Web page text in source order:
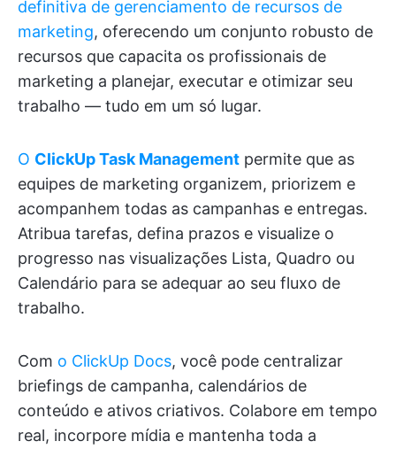
definitiva de gerenciamento de recursos de
marketing, oferecendo um conjunto robusto de
recursos que capacita os profissionais de
marketing a planejar, executar e otimizar seu
trabalho — tudo em um só lugar.
O ClickUp Task Management permite que as
equipes de marketing organizem, priorizem e
acompanhem todas as campanhas e entregas.
Atribua tarefas, defina prazos e visualize o
progresso nas visualizações Lista, Quadro ou
Calendário para se adequar ao seu fluxo de
trabalho.
Com o ClickUp Docs, você pode centralizar
briefings de campanha, calendários de
conteúdo e ativos criativos. Colabore em tempo
real, incorpore mídia e mantenha toda a